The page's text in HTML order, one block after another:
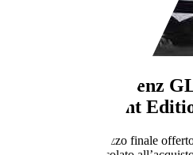
Mercedes-Benz
2019 d Night
Prezzo finale